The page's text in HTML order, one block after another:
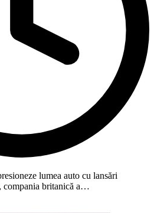
lumea auto cu lansări
compania britanică a…